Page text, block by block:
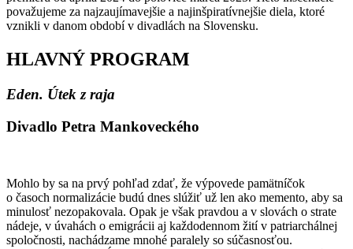
považujeme za najzaujímavejšie a najinšpiratívnejšie diela, ktoré
vznikli v danom období v divadlách na Slovensku.
HLAVNÝ PROGRAM
Eden. Útek z raja
Divadlo Petra Mankoveckého
Mohlo by sa na prvý pohľad zdať, že výpovede pamätníčok
o časoch normalizácie budú dnes slúžiť už len ako memento, aby sa
minulosť nezopakovala. Opak je však pravdou a v slovách o strate
nádeje, v úvahách o emigrácii aj každodennom žití v patriarchálnej
spoločnosti, nachádzame mnohé paralely so súčasnosťou.